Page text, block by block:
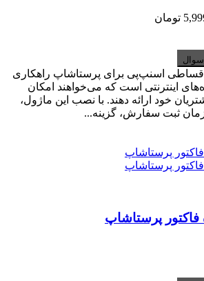
تومان
اسنپ‌پی برای پرستاشاپ راهکاری
اینترنتی است که می‌خواهند امکان
خود ارائه دهند. با نصب این ماژول،
زمان ثبت سفارش، گزینه...
فاکتور پرستاشاپ